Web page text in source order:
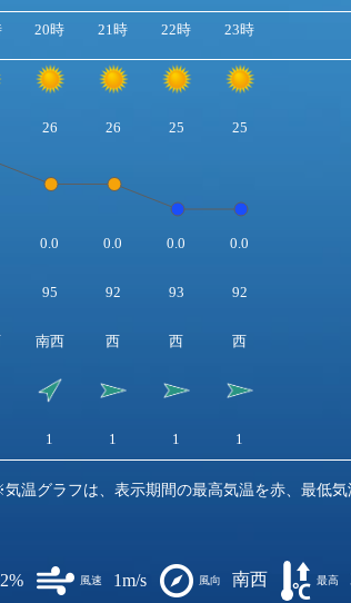
20時 21時 22時 23時
26 26 25 25
0.0 0.0 0.0 0.0
95 92 93 92
南西 西 西 西
1 1 1 1
温グラフは、表示期間の最高気温を赤、最低気
風速 1m/s 風向 南西 最高